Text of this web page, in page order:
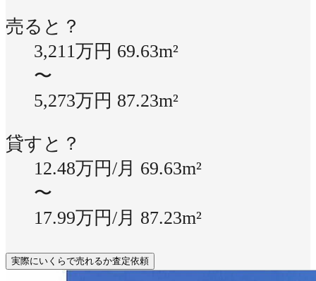
売ると？
3,211万円 69.63m²
〜
5,273万円 87.23m²
貸すと？
12.48万円/月 69.63m²
〜
17.99万円/月 87.23m²
実際にいくらで売れるか査定依頼